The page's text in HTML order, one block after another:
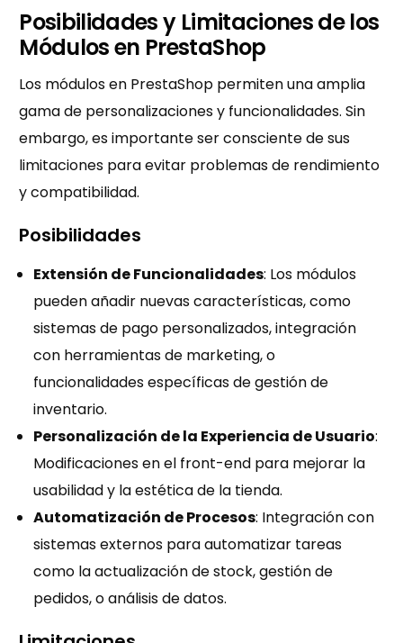
Posibilidades y Limitaciones de los
Módulos en PrestaShop
Los módulos en PrestaShop permiten una amplia
gama de personalizaciones y funcionalidades. Sin
embargo, es importante ser consciente de sus
limitaciones para evitar problemas de rendimiento
y compatibilidad.
Posibilidades
Extensión de Funcionalidades: Los módulos
pueden añadir nuevas características, como
sistemas de pago personalizados, integración
con herramientas de marketing, o
funcionalidades específicas de gestión de
inventario.
Personalización de la Experiencia de Usuario:
Modificaciones en el front-end para mejorar la
usabilidad y la estética de la tienda.
Automatización de Procesos: Integración con
sistemas externos para automatizar tareas
como la actualización de stock, gestión de
pedidos, o análisis de datos.